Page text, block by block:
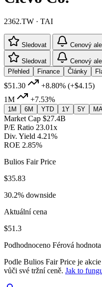
2362.TW · TAI
Sledovat Cenový
Sledovat
Cenový
Přehled
Finance Články
$51.30 +8.80% (+$4.15)
1M
+7.53%
1M 6M YTD 1Y 5Y
Market Cap $27.4B
P/E Ratio 23.01x
Div. Yield 4.21%
ROE 2.85%
Bulios Fair Price
$35.83
30.2% downside
Aktuální cena
$51.3
Podhodnoceno Férová hodnota
Podle Bulios Fair Price je
vůči své tržní ceně. Jak to